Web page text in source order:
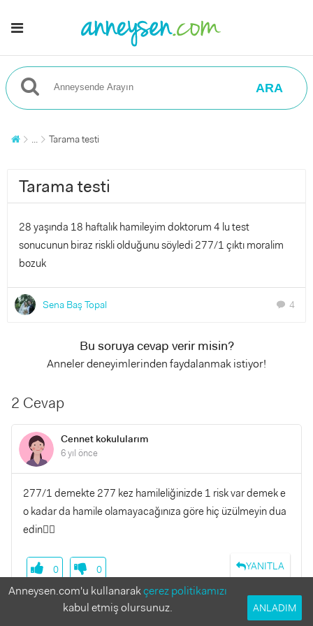
ARA
... Tarama testi
Tarama testi
28 yaşında 18 haftalık hamileyim doktorum 4 lu test
sonucunun biraz riskli olduğunu söyledi 277/1 çıktı moralim
bozuk
Sena Baş Topal chat 4
Bu soruya cevap verir misin?
Anneler deneyimlerinden faydalanmak istiyor!
2 Cevap
Cennet kokulularım
6 yıl önce
277/1 demekte 277 kez hamileliğinizde 1 risk var demek e
o kadar da hamile olamayacağınıza göre hiç üzülmeyin dua
edin👍🏻
YANITLA
0 0
Sena Baş Topal
6 yıl önce
Anneysen.com'u kullanarakçerez politikamızı
kabul etmiş olursunuz.
ANLADIM